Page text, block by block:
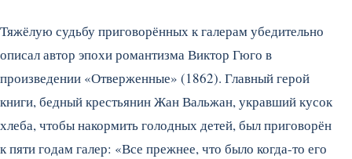
Тяжёлую судьбу приговорённых к галерам убедительно
описал автор эпохи романтизма Виктор Гюго в
произведении «Отверженные» (1862). Главный герой
книги, бедный крестьянин Жан Вальжан, укравший кусок
хлеба, чтобы накормить голодных детей, был приговорён
к пяти годам галер: «Все прежнее, что было когда-то его